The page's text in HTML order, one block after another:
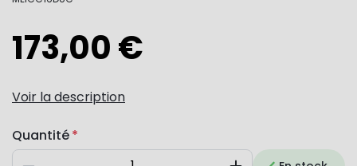
173,00 €
Voir la description
Quantité